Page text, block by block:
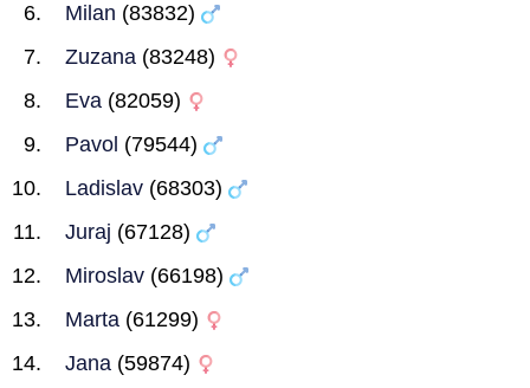
Milan (83832)
Zuzana (83248)
Eva (82059)
Pavol (79544)
Ladislav (68303)
Juraj (67128)
Miroslav (66198)
Marta (61299)
Jana (59874)